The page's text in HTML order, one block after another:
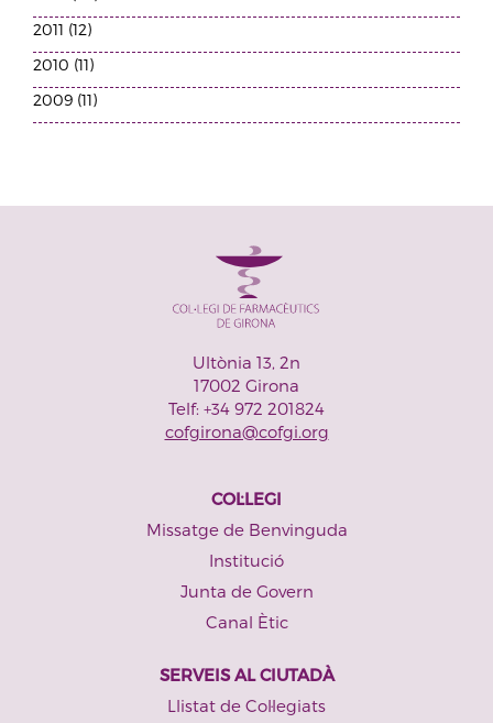
2011 (12)
2010 (11)
2009 (11)
Ultònia 13, 2n
17002 Girona
Telf: +34 972 201824
cofgirona@cofgi.org
COL·LEGI
Missatge de Benvinguda
Institució
Junta de Govern
Canal Ètic
SERVEIS AL CIUTADÀ
Llistat de Col·legiats